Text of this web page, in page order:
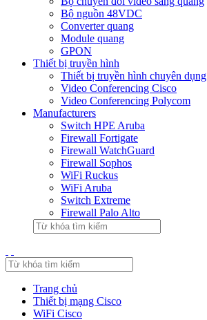
Bộ nguồn 48VDC
Converter quang
Module quang
GPON
Thiết bị truyền hình
Thiết bị truyền hình chuyên dụng
Video Conferencing Cisco
Video Conferencing Polycom
Manufacturers
Switch HPE Aruba
Firewall Fortigate
Firewall WatchGuard
Firewall Sophos
WiFi Ruckus
WiFi Aruba
Switch Extreme
Firewall Palo Alto
Trang chủ
Thiết bị mạng Cisco
WiFi Cisco